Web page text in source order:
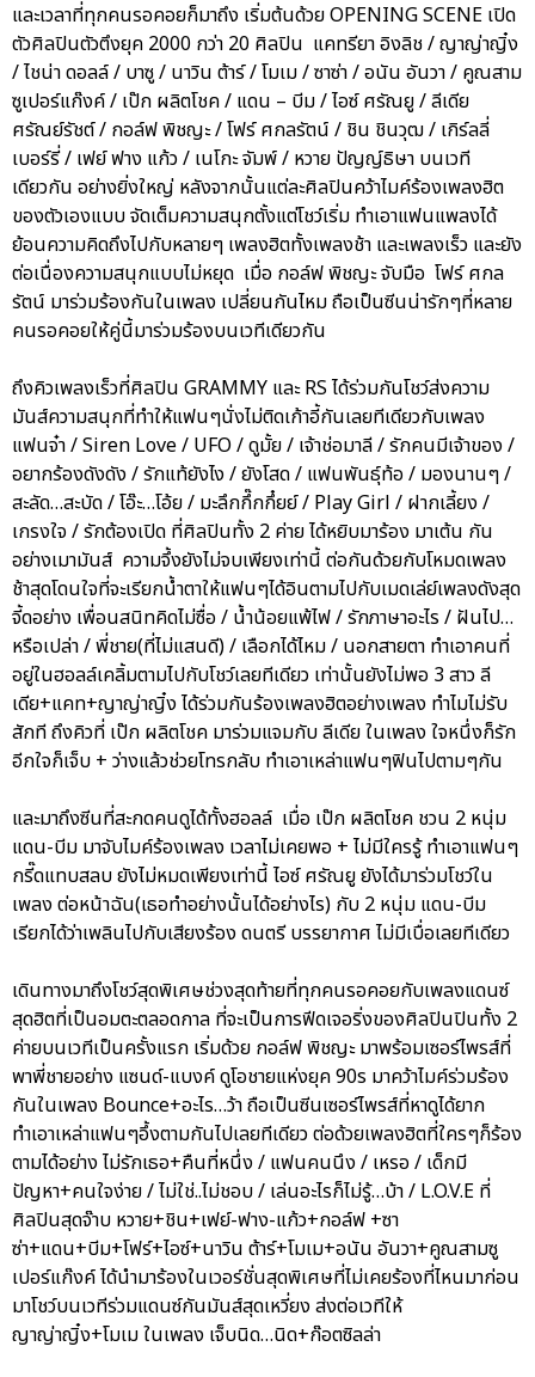
และเวลาที่ทุกคนรอคอยก็มาถึง เริ่มต้นด้วย OPENING SCENE เปิด
ตัวศิลปินตัวตึงยุค 2000 กว่า 20 ศิลปิน แคทรียา อิงลิช / ญาญ่าญิ๋ง
/ ไชน่า ดอลล์ / บาซู / นาวิน ต้าร์ / โมเม / ซาซ่า / อนัน อันวา / คูณสาม
ซูเปอร์แก๊งค์ / เป๊ก ผลิตโชค / แดน – บีม / ไอซ์ ศรัณยู / ลีเดีย
ศรัณย์รัชต์ / กอล์ฟ พิชญะ / โฟร์ ศกลรัตน์ / ชิน ชินวุฒ / เกิร์ลลี่
เบอร์รี่ / เฟย์ ฟาง แก้ว / เนโกะ จัมพ์ / หวาย ปัญญ์ธิษา บนเวที
เดียวกัน อย่างยิ่งใหญ่ หลังจากนั้นแต่ละศิลปินคว้าไมค์ร้องเพลงฮิต
ของตัวเองแบบ จัดเต็มความสนุกตั้งแต่โชว์เริ่ม ทำเอาแฟนแพลงได้
ย้อนความคิดถึงไปกับหลายๆ เพลงฮิตทั้งเพลงช้า และเพลงเร็ว และยัง
ต่อเนื่องความสนุกแบบไม่หยุด เมื่อ กอล์ฟ พิชญะ จับมือ โฟร์ ศกล
รัตน์ มาร่วมร้องกันในเพลง เปลี่ยนกันไหม ถือเป็นซีนน่ารักๆที่หลาย
คนรอคอยให้คู่นี้มาร่วมร้องบนเวทีเดียวกัน
ถึงคิวเพลงเร็วที่ศิลปิน GRAMMY และ RS ได้ร่วมกันโชว์ส่งความ
มันส์ความสนุกที่ทำให้แฟนๆนั่งไม่ติดเก้าอี้กันเลยทีเดียวกับเพลง
แฟนจ๋า / Siren Love / UFO / ดูมั้ย / เจ้าช่อมาลี / รักคนมีเจ้าของ /
อยากร้องดังดัง / รักแท้ยังไง / ยังโสด / แฟนพันธุ์ท้อ / มองนานๆ /
สะลัด…สะบัด / โอ๊ะ…โอ้ย / มะลึกกึ๊กกึ๋ยย์ / Play Girl / ฝากเลี้ยง /
เกรงใจ / รักต้องเปิด ที่ศิลปินทั้ง 2 ค่าย ได้หยิบมาร้อง มาเต้น กัน
อย่างเมามันส์ ความจึ้งยังไม่จบเพียงเท่านี้ ต่อกันด้วยกับโหมดเพลง
ช้าสุดโดนใจที่จะเรียกน้ำตาให้แฟนๆได้อินตามไปกับเมดเล่ย์เพลงดังสุด
จี้ดอย่าง เพื่อนสนิทคิดไม่ซื่อ / น้ำน้อยแพ้ไฟ / รักภาษาอะไร / ฝันไป…
หรือเปล่า / พี่ชาย(ที่ไม่แสนดี) / เลือกได้ไหม / นอกสายตา ทำเอาคนที่
อยู่ในฮอลล์เคลิ้มตามไปกับโชว์เลยทีเดียว เท่านั้นยังไม่พอ 3 สาว ลี
เดีย+แคท+ญาญ่าญิ๋ง ได้ร่วมกันร้องเพลงฮิตอย่างเพลง ทำไมไม่รับ
สักที ถึงคิวที่ เป๊ก ผลิตโชค มาร่วมแจมกับ ลีเดีย ในเพลง ใจหนึ่งก็รัก
อีกใจก็เจ็บ + ว่างแล้วช่วยโทรกลับ ทำเอาเหล่าแฟนๆฟินไปตามๆกัน
และมาถึงซีนที่สะกดคนดูได้ทั้งฮอลล์ เมื่อ เป๊ก ผลิตโชค ชวน 2 หนุ่ม
แดน-บีม มาจับไมค์ร้องเพลง เวลาไม่เคยพอ + ไม่มีใครรู้ ทำเอาแฟนๆ
กรี๊ดแทบสลบ ยังไม่หมดเพียงเท่านี้ ไอซ์ ศรัณยู ยังได้มาร่วมโชว์ใน
เพลง ต่อหน้าฉัน(เธอทำอย่างนั้นได้อย่างไร) กับ 2 หนุ่ม แดน-บีม
เรียกได้ว่าเพลินไปกับเสียงร้อง ดนตรี บรรยากาศ ไม่มีเบื่อเลยทีเดียว
เดินทางมาถึงโชว์สุดพิเศษช่วงสุดท้ายที่ทุกคนรอคอยกับเพลงแดนซ์
สุดฮิตที่เป็นอมตะตลอดกาล ที่จะเป็นการฟีดเจอริ่งของศิลปินปินทั้ง 2
ค่ายบนเวทีเป็นครั้งแรก เริ่มด้วย กอล์ฟ พิชญะ มาพร้อมเซอร์ไพรส์ที่
พาพี่ชายอย่าง แซนด์-แบงค์ ดูโอชายแห่งยุค 90s มาคว้าไมค์ร่วมร้อง
กันในเพลง Bounce+อะไร…ว้า ถือเป็นซีนเซอร์ไพรส์ที่หาดูได้ยาก
ทำเอาเหล่าแฟนๆอึ้งตามกันไปเลยทีเดียว ต่อด้วยเพลงฮิตที่ใครๆก็ร้อง
ตามได้อย่าง ไม่รักเธอ+คืนที่หนึ่ง / แฟนคนนึง / เหรอ / เด็กมี
ปัญหา+คนใจง่าย / ไม่ใช่..ไม่ชอบ / เล่นอะไรก็ไม่รู้…บ้า / L.O.V.E ที่
ศิลปินสุดจ๊าบ หวาย+ชิน+เฟย์-ฟาง-แก้ว+กอล์ฟ +ซา
ซ่า+แดน+บีม+โฟร์+ไอซ์+นาวิน ต้าร์+โมเม+อนัน อันวา+คูณสามซู
เปอร์แก๊งค์ ได้นำมาร้องในเวอร์ชั่นสุดพิเศษที่ไม่เคยร้องที่ไหนมาก่อน
มาโชว์บนเวทีร่วมแดนซ์กันมันส์สุดเหวี่ยง ส่งต่อเวทีให้
ญาญ่าญิ๋ง+โมเม ในเพลง เจ็บนิด…นิด+ก๊อตซิลล่า